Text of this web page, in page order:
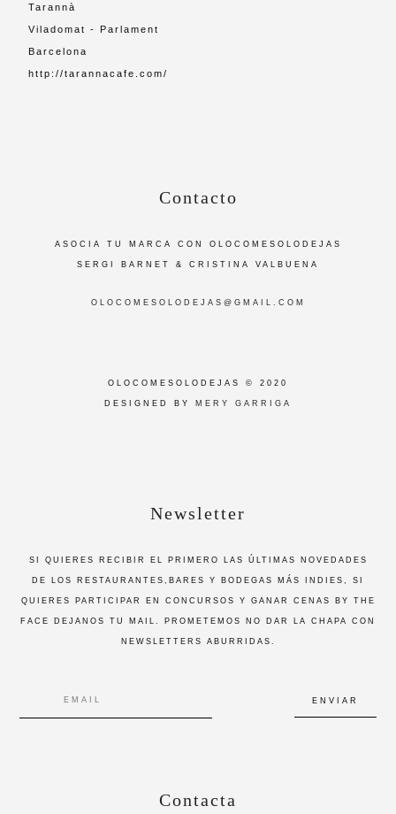
Tarannà
Viladomat - Parlament
Barcelona
http://tarannacafe.com/
Contacto
ASOCIA TU MARCA CON OLOCOMESOLODEJAS
SERGI BARNET & CRISTINA VALBUENA
OLOCOMESOLODEJAS@GMAIL.COM
OLOCOMESOLODEJAS © 2020
DESIGNED BY MERY GARRIGA
Newsletter
SI QUIERES RECIBIR EL PRIMERO LAS ÚLTIMAS NOVEDADES
DE LOS RESTAURANTES,BARES Y BODEGAS MÁS INDIES, SI
QUIERES PARTICIPAR EN CONCURSOS Y GANAR CENAS BY THE
FACE DEJANOS TU MAIL. PROMETEMOS NO DAR LA CHAPA CON
NEWSLETTERS ABURRIDAS.
Contacta